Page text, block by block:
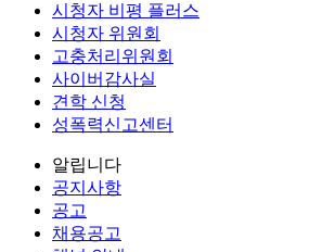
시청자 비평 플러스
시청자 위원회
고충처리위원회
사이버감사실
견학 신청
성폭력신고센터
알립니다
공지사항
공고
채용공고